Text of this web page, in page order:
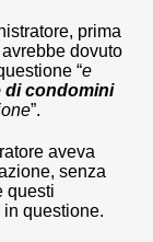
prima
dovuto
“e
di condomini
”.
aveva
senza
questi
questione.